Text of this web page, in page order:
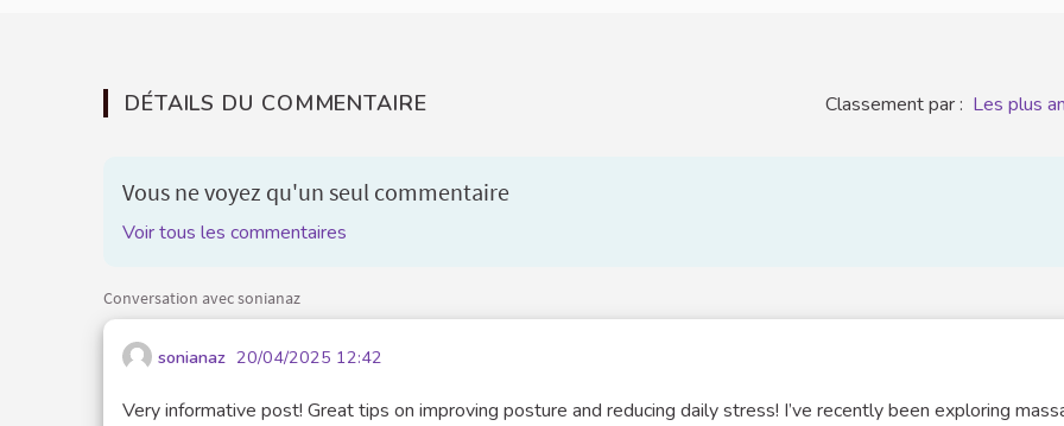
DÉTAILS DU COMMENTAIRE Classement par : Les plus
Vous ne voyez qu'un seul commentaire
Voir tous les commentaires
Conversation avec sonianaz
sonianaz 20/04/2025 12:42
Very informative post! Great tips on improving posture and reducing daily stress! I’ve recently been exploring